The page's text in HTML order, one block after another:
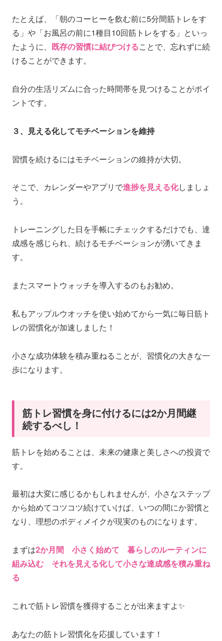
たとえば、「朝のコーヒーを飲む前に5分間筋トレをす
る」や「お風呂の前に1種目10回筋トレをする」といっ
たように、 既存の習慣に結びつけることで、忘れずに続
けることができます。
自分の生活リズムに合った時間帯を見つけることがポイ
ントです。
３、見える化してモチベーションを維持
習慣を続けるにはモチベーションの維持が大切。
そこで、カレンダーやアプリで進捗を見える化しましょ
う。
トレーニングした日を手帳にチェックするだけでも、達
成感を感じられ、続けるモチベーションが湧いてきま
す。
またスマートウォッチを導入するのもお勧め。
私もアップルウオッチを使い始めてから一気に毎日筋ト
レの習慣化が加速しました！
小さな成功体験を積み重ねることが、習慣化の大きな一
歩になります。
筋トレ習慣を身に付けるには2か月間継
続するべし！
筋トレを始めることは、未来の健康と美しさへの投資で
す。
最初は大変に感じるかもしれませんが、小さなステップ
から始めてコツコツ続けていけば、いつの間にか習慣と
なり、理想のボディメイクが現実のものになります。
まずは2か月間 小さく始めて 暮らしのルーティンに
組み込む それを見える化して小さな達成感を積み重ね
る
これで筋トレ習慣を獲得することが出来ますよ✨
あなたの筋トレ習慣化を応援しています！